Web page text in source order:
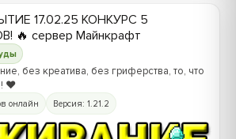
17.02.25 КОНКУРС 5
🔥 сервер Майнкрафт
без креатива, без гриферства, то, что
❤️
онлайн Версия: 1.21.2